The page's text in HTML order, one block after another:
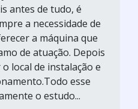
antes de tudo, é
a necessidade de
a máquina que
de atuação. Depois
local de instalação e
esse
o estudo...